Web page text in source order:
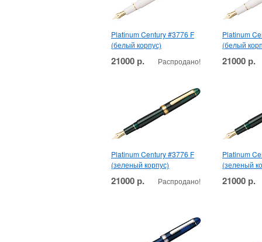
Platinum Century #3776 F
(белый корпус)
21000 р. Распродано!
Platinum
(белый
21000 р.
Platinum Century #3776 F
(зеленый корпус)
21000 р. Распродано!
Platinum
(зеленый
21000 р.